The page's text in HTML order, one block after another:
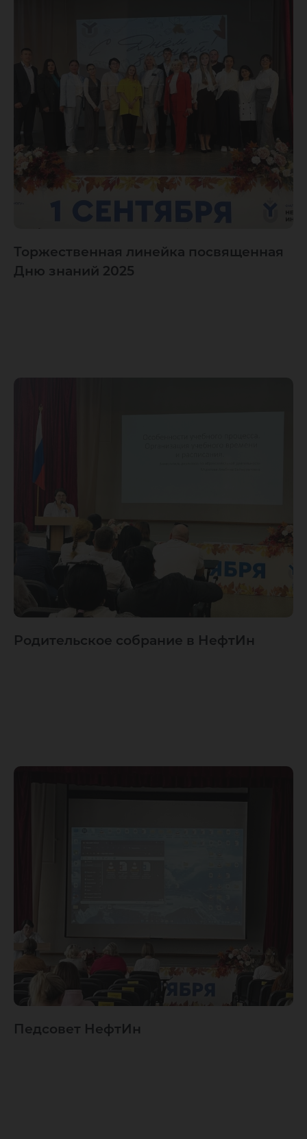
Торжественная линейка посвященная
Дню знаний 2025
Родительское собрание в НефтИн
Педсовет НефтИн